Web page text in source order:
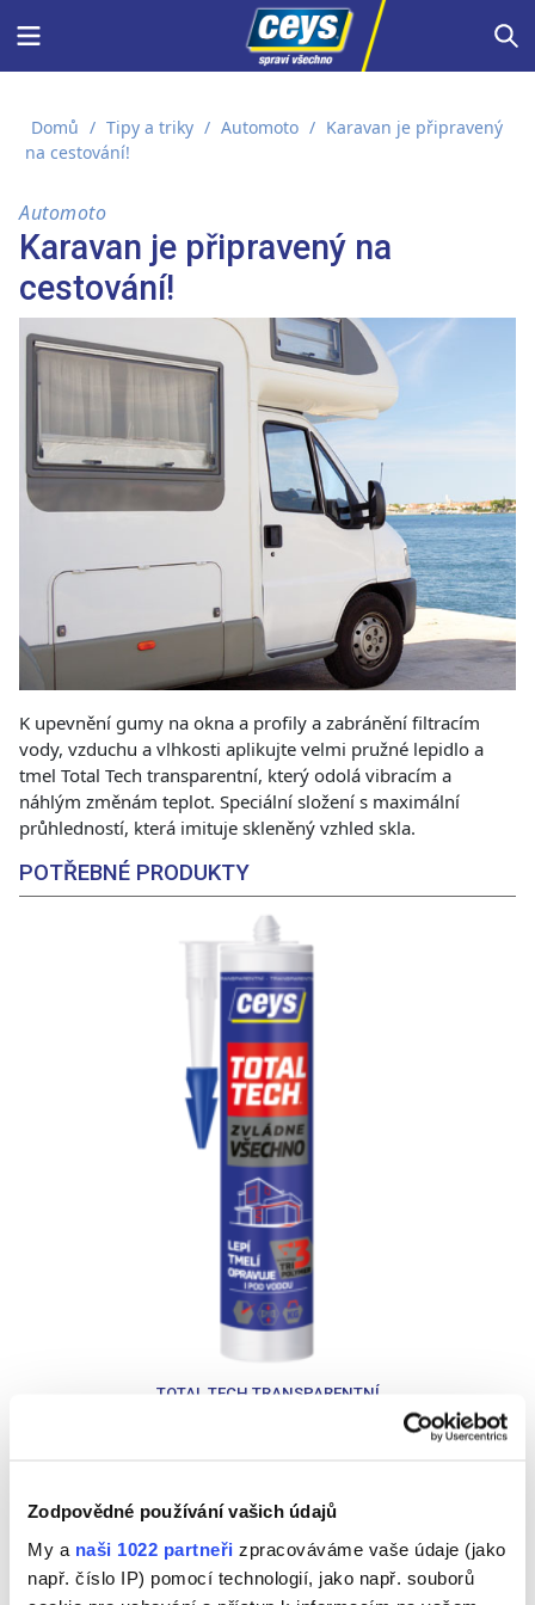
Zodpovědné používání vašich údajů
My a naši 1022 partneři zpracováváme vaše údaje (jako
např. číslo IP) pomocí technologií, jako např. souborů
Menu
Domů / Tipy a triky / Automoto / Karavan je připravený
na cestování!
Automoto
Karavan je připravený na
cestování!
K upevnění gumy na okna a profily a zabránění filtracím
vody, vzduchu a vlhkosti aplikujte velmi pružné lepidlo a
tmel Total Tech transparentní, který odolá vibracím a
náhlým změnám teplot. Speciální složení s maximální
průhledností, která imituje skleněný vzhled skla.
POTŘEBNÉ PRODUKTY
TOTAL TECH TRANSPARENTNÍ
Další příspěvky v této kategorii
Automoto